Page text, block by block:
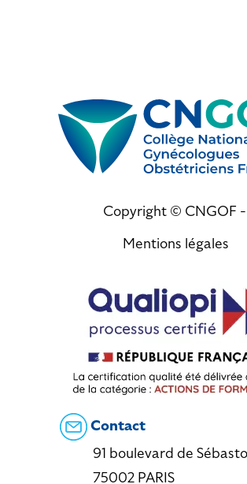
Copyright © CNGOF -
Mentions légales
Contact
91 boulevard de
75002 PARIS